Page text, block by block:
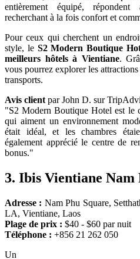
entièrement équipé,
recherchant à la fois confort et
Pour ceux qui cherchent un
style, le S2 Modern Boutique
meilleurs hôtels à Vientiane.
vous pourrez explorer les
transports.
Avis client par John D. sur
"S2 Modern Boutique Hotel est le
qui aiment un environnement
était idéal, et les chambres
également apprécié le centre de
bonus."
3. Ibis Vientiane Nam
Adresse : Nam Phu Square,
LA, Vientiane, Laos
Plage de prix : $40 - $60 par nuit
Téléphone : +856 21 262 050
Un